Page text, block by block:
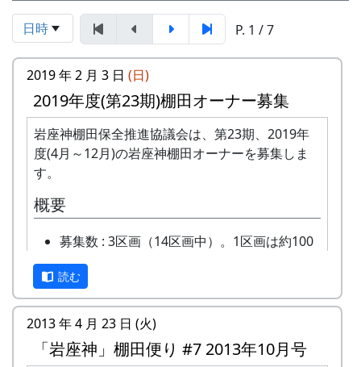
日時 P. 1 / 7
2019 年 2 月 3 日 (日)
2019年度(第23期)棚田オーナー募集
岩座神棚田保全推進協議会は、第23期、2019年
度(4月～12月)の岩座神棚田オーナーを募集しま
す。
概要
募集数 : 3区画（14区画中）。1区画は約100
平方メートルです。
応募資格 : まじめに農業に取り組み、自然と
ふれあう勇気をお持ちで、地域になじめるか
た。家族や団体でも結構です。
年会費 : 1区画5万円です。
申込み期限 : 2019年3月15日。
読む
2013 年 4 月 23 日 (火)
「岩座神」棚田便り #7 2013年10月号